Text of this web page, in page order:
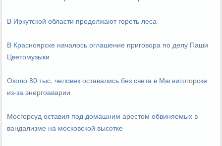
В Иркутской области продолжают гореть леса
В Красноярске началось оглашение приговора по делу Паши
Цветомузыки
Около 80 тыс. человек оставались без света в Магнитогорске
из-за энергоаварии
Мосгорсуд оставил под домашним арестом обвиняемых в
вандализме на московской высотке